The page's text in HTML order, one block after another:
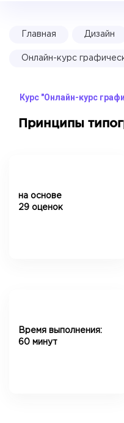
Главная Дизайн
Онлайн-курс
Курс "Онлайн-курс
Принципы
на основе
29 оценок
Время выполнения:
60 минут